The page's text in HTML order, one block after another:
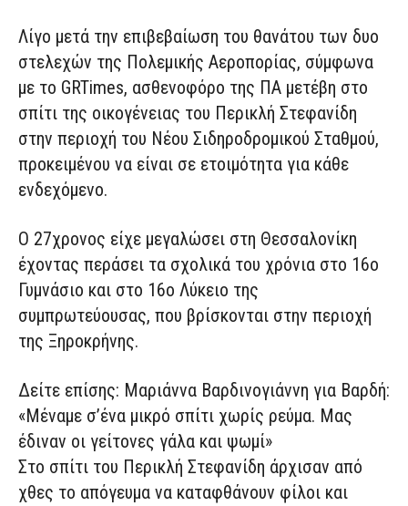
Λίγο μετά την επιβεβαίωση του θανάτου των δυο
στελεχών της Πολεμικής Αεροπορίας, σύμφωνα
με το GRTimes, ασθενοφόρο της ΠΑ μετέβη στο
σπίτι της οικογένειας του Περικλή Στεφανίδη
στην περιοχή του Νέου Σιδηροδρομικού Σταθμού,
προκειμένου να είναι σε ετοιμότητα για κάθε
ενδεχόμενο.
Ο 27χρονος είχε μεγαλώσει στη Θεσσαλονίκη
έχοντας περάσει τα σχολικά του χρόνια στο 16ο
Γυμνάσιο και στο 16ο Λύκειο της
συμπρωτεύουσας, που βρίσκονται στην περιοχή
της Ξηροκρήνης.
Δείτε επίσης: Μαριάννα Βαρδινογιάννη για Βαρδή:
«Μέναμε σ’ένα μικρό σπίτι χωρίς ρεύμα. Μας
έδιναν οι γείτονες γάλα και ψωμί»
Στο σπίτι του Περικλή Στεφανίδη άρχισαν από
χθες το απόγευμα να καταφθάνουν φίλοι και